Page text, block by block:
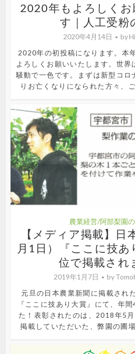
2020年もよろしくお
す｜人工受粉
2020年4月14日 by
2020年の初投稿になります。本
よろしくお願いいたします。世界
騒動で一色です。まずは新型コロ
りお亡くなりになられた方々、
農業経営/阿部梨園
【メディア掲載】日
月1日）『ここに技あ
位で掲載され
2019年1月7日 by
元旦の日本農業新聞に掲載され
『ここに技あり大賞』にて、年
た！表彰されたのは、2018年5
掲載していただいた、弊園の圃